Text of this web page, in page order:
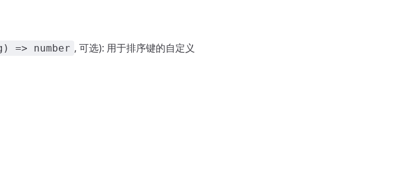
number , 可选): 用于排序键的自定义